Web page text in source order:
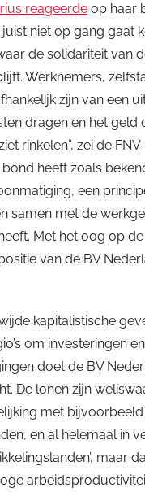
reageerde op haar
niet op gang gaat
de solidariteit van
Werknemers,
zijn van een
dragen en het geld
rinkelen”, zei de
heeft zoals
een
samen met de
Met het oog op de
van de BV
kapitalistische
om investeringen en
doet de BV
De lonen zijn
met
en al helemaal in
maar